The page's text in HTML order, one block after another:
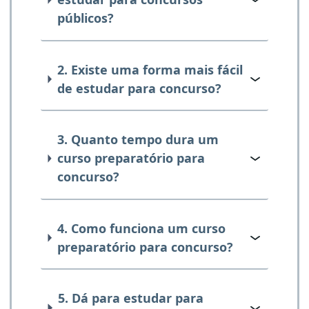
públicos?
2. Existe uma forma mais fácil
de estudar para concurso?
3. Quanto tempo dura um
curso preparatório para
concurso?
4. Como funciona um curso
preparatório para concurso?
5. Dá para estudar para